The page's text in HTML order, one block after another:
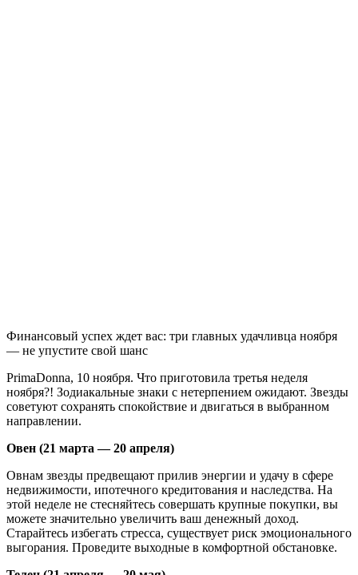
Финансовый успех ждет вас: три главных удачливца ноября
— не упустите свой шанс
PrimaDonna, 10 ноября. Что приготовила третья неделя
ноября?! Зодиакальные знаки с нетерпением ожидают. Звезды
советуют сохранять спокойствие и двигаться в выбранном
направлении.
Овен (21 марта — 20 апреля)
Овнам звезды предвещают прилив энергии и удачу в сфере
недвижимости, ипотечного кредитования и наследства. На
этой неделе не стесняйтесь совершать крупные покупки, вы
можете значительно увеличить ваш денежный доход.
Старайтесь избегать стресса, существует риск эмоционального
выгорания. Проведите выходные в комфортной обстановке.